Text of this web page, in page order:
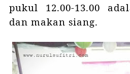
pukul 12.00-13.00
dan makan siang.